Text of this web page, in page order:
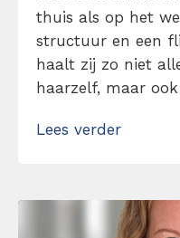
thuis als op het
structuur en een
haalt zij zo niet
haarzelf, maar
als office- en
Lees verder